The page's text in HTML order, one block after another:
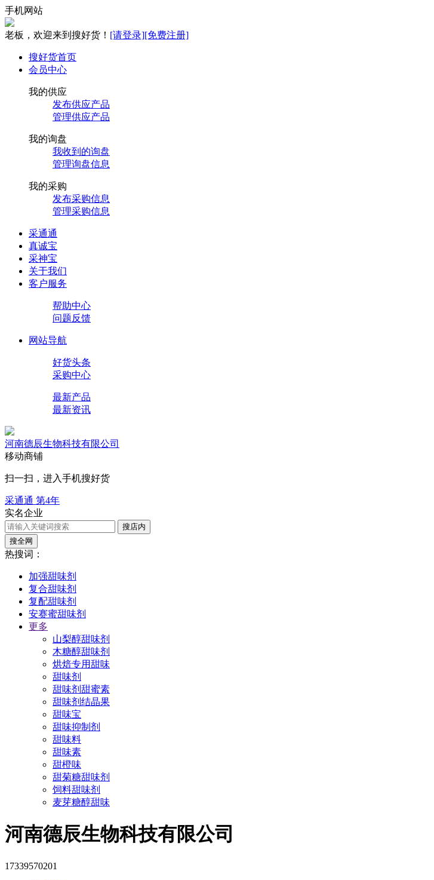
手机网站
老板，欢迎来到搜好货！ [请登录][免费注册]
搜好货首页
会员中心
我的供应
发布供应产品
管理供应产品
我的询盘
我收到的询盘
管理询盘信息
我的采购
发布采购信息
管理采购信息
采通通
真诚宝
采神宝
关于我们
客户服务
帮助中心
问题反馈
网站导航
好货头条
采购中心
最新产品
最新资讯
河南德辰生物科技有限公司
移动商铺
扫一扫，进入手机搜好货
采通通 第4年
实名企业
搜店内
搜全网
热搜词：
加强甜味剂
复合甜味剂
复配甜味剂
安赛蜜甜味剂
更多
山梨醇甜味剂
木糖醇甜味剂
烘焙专用甜味
甜味剂
甜味剂甜蜜素
甜味剂结晶果
甜味宝
甜味抑制剂
甜味料
甜味素
甜橙味
甜菊糖甜味剂
饲料甜味剂
麦芽糖醇甜味
河南德辰生物科技有限公司
17339570201